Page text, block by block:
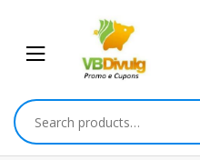
navigation
content
Search
for: